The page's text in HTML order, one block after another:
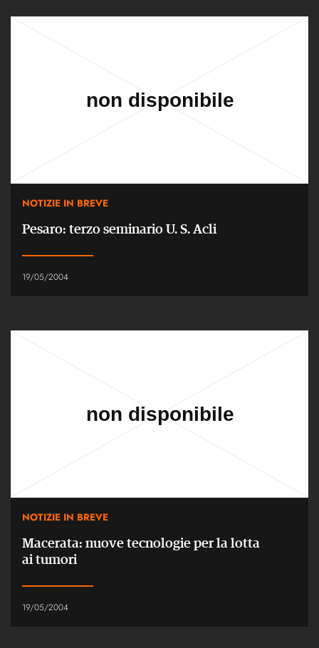
NOTIZIE IN BREVE
Pesaro: terzo seminario U. S. Acli
19/05/2004
NOTIZIE IN BREVE
Macerata: nuove tecnologie per la lotta
ai tumori
19/05/2004